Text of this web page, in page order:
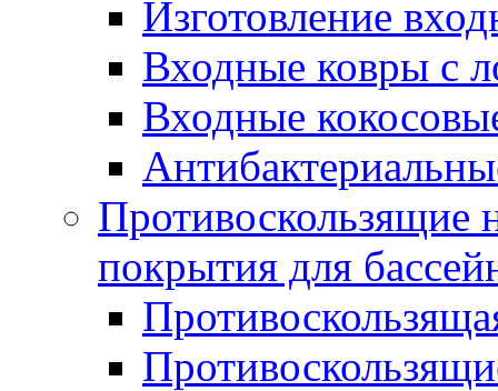
Изготовление
Входные ковры с
Входные
Противоскользящие
покрытия для